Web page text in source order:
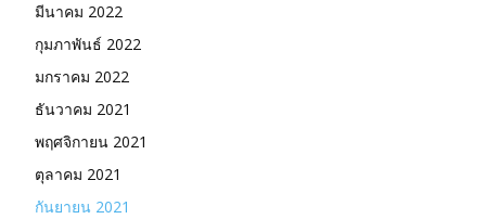
มีนาคม 2022
กุมภาพันธ์ 2022
มกราคม 2022
ธันวาคม 2021
พฤศจิกายน 2021
ตุลาคม 2021
กันยายน 2021